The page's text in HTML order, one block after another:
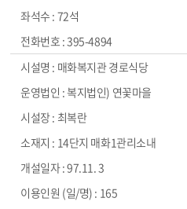
72석
395-4894
매화복지관 경로식당
복지법인) 연꽃마을
최복란
14단지 매화1관리소내
97.11. 3
165